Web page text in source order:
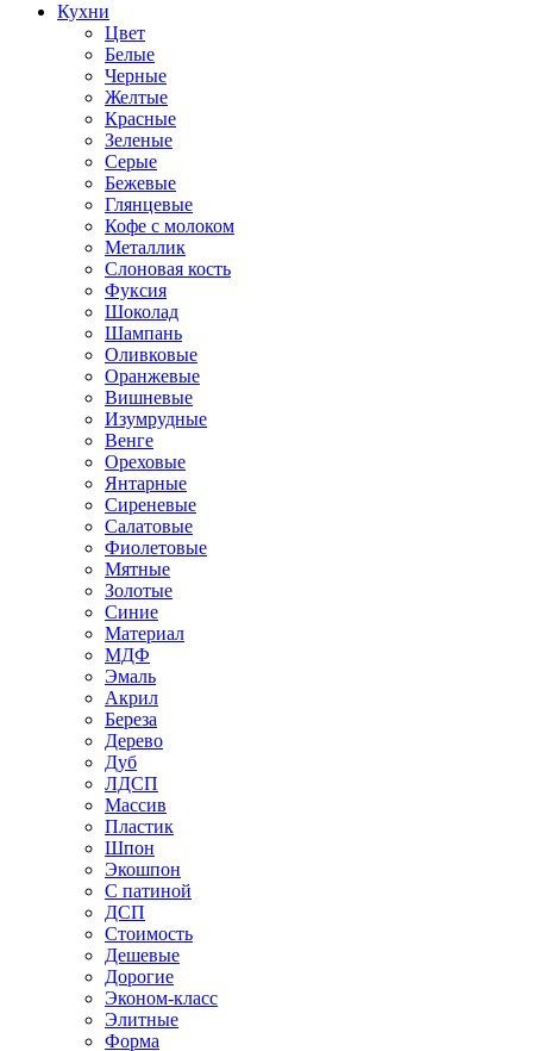
Кухни
Цвет
Белые
Черные
Желтые
Красные
Зеленые
Серые
Бежевые
Глянцевые
Кофе с молоком
Металлик
Слоновая кость
Фуксия
Шоколад
Шампань
Оливковые
Оранжевые
Вишневые
Изумрудные
Венге
Ореховые
Янтарные
Сиреневые
Салатовые
Фиолетовые
Мятные
Золотые
Синие
Материал
МДФ
Эмаль
Акрил
Береза
Дерево
Дуб
ЛДСП
Массив
Пластик
Шпон
Экошпон
С патиной
ДСП
Стоимость
Дешевые
Дорогие
Эконом-класс
Элитные
Форма